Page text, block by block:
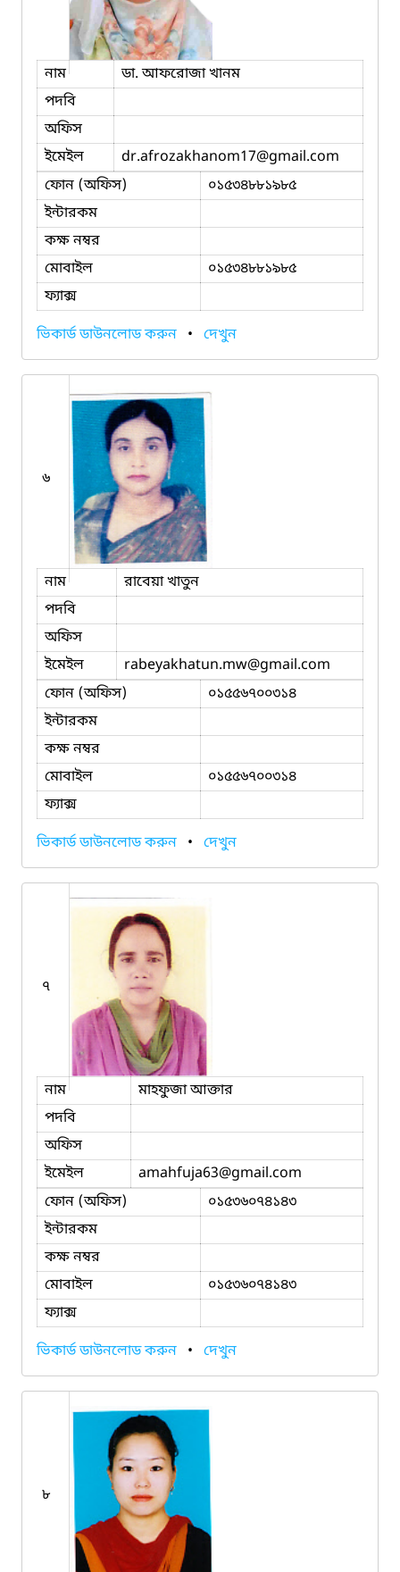
নাম
ডা. আফরোজা খানম
পদবি
অফিস
ইমেইল
dr.afrozakhanom17@gmail.com
ফোন (অফিস)
০১৫৩৪৮৮১৯৮৫
ইন্টারকম
কক্ষ নম্বর
মোবাইল
০১৫৩৪৮৮১৯৮৫
ফ্যাক্স
ভিকার্ড ডাউনলোড করুন • দেখুন
৬
নাম
রাবেয়া খাতুন
পদবি
অফিস
ইমেইল
rabeyakhatun.mw@gmail.com
ফোন (অফিস)
০১৫৫৬৭০০৩১৪
ইন্টারকম
কক্ষ নম্বর
মোবাইল
০১৫৫৬৭০০৩১৪
ফ্যাক্স
ভিকার্ড ডাউনলোড করুন • দেখুন
৭
নাম
মাহফুজা আক্তার
পদবি
অফিস
ইমেইল
amahfuja63@gmail.com
ফোন (অফিস)
০১৫৩৬০৭৪১৪৩
ইন্টারকম
কক্ষ নম্বর
মোবাইল
০১৫৩৬০৭৪১৪৩
ফ্যাক্স
ভিকার্ড ডাউনলোড করুন • দেখুন
৮